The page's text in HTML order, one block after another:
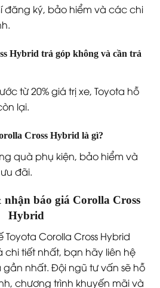
đăng ký, bảo hiểm và các chi
Hybrid trả góp không và cần trả
từ 20% giá trị xe, Toyota hỗ
lại.
Cross Hybrid là gì?
quà phụ kiện, bảo hiểm và
đãi.
báo giá Corolla Cross
Hybrid
Corolla Cross Hybrid
chi tiết nhất, bạn hãy liên hệ
gần nhất. Đội ngũ tư vấn sẽ hỗ
chương trình khuyến mãi và